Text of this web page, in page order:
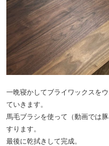
一晩寝かしてブライワックスを
ていきます。
馬毛ブラシを使って（動画では
すります。
最後に乾拭きして完成。